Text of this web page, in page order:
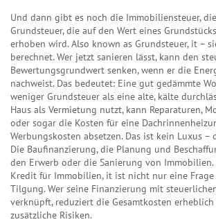
Und dann gibt es noch die Immobiliensteuer,
Grundsteuer, die auf den Wert eines
erhoben wird. Also known as Grundsteuer, it –
berechnet. Wer jetzt sanieren lässt, kann den
Bewertungsgrundwert senken, wenn er die
nachweist. Das bedeutet: Eine gut gedämmte
weniger Grundsteuer als eine alte, kälte
Haus als Vermietung nutzt, kann Reparaturen,
oder sogar die Kosten für eine
Werbungskosten absetzen. Das ist kein Luxus –
Die Baufinanzierung,die Planung und
den Erwerb oder die Sanierung von Immobilien
Kredit für Immobilien, it ist nicht nur eine
Tilgung. Wer seine Finanzierung mit
verknüpft, reduziert die Gesamtkosten
zusätzliche Risiken.